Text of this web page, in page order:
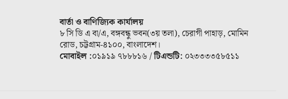
বার্তা ও বাণিজ্যিক কার্যালয়
৮ সি ডি এ বা/এ, বঙ্গবন্ধু ভবন(৩য় তলা), চেরাগী পাহাড়, মোমিন
রোড, চট্টগ্রাম-৪১০০, বাংলাদেশ।
মোবাইল :০১৯১৯ ৭৮৮৮১৬ /টিএন্ডটি: ০২৩৩৩৩৫৮৫১১